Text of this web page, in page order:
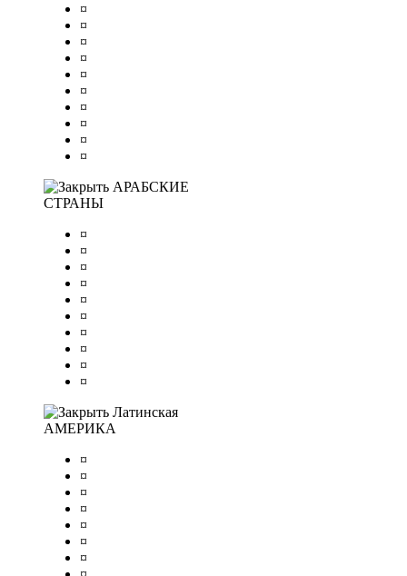
¤
¤
¤
¤
¤
¤
¤
¤
¤
¤
АРАБСКИЕ
СТРАНЫ
¤
¤
¤
¤
¤
¤
¤
¤
¤
¤
Латинская
АМЕРИКА
¤
¤
¤
¤
¤
¤
¤